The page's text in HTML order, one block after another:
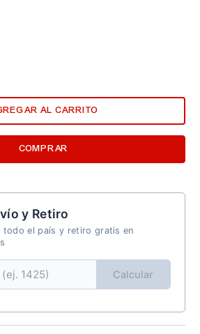
AL CARRITO
COMPRAR
y Retiro
todo el país y retiro gratis en
Calcular